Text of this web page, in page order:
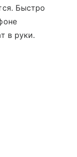
Быстро
в руки.